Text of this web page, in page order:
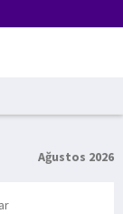
Ağustos 2026